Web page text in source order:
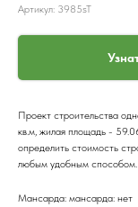
Артикул: 3985sT
Проект строительства
кв.м, жилая площадь -
определить стоимость
любым удобным способом.
Мансарда: мансарда: нет